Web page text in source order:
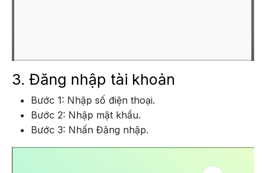
3. Đăng nhập tài khoản
Bước 1: Nhập số điện thoại.
Bước 2: Nhập mật khẩu.
Bước 3: Nhấn Đăng nhập.